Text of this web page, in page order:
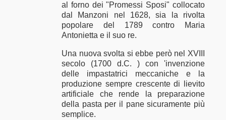
al forno dei "Promessi Sposi" collocato
dal Manzoni nel 1628, sia la rivolta
popolare del 1789 contro Maria
Antonietta e il suo re.
Una nuova svolta si ebbe però nel XVIII
secolo (1700 d.C. ) con 'invenzione
delle impastatrici meccaniche e la
produzione sempre crescente di lievito
artificiale che rende la preparazione
della pasta per il pane sicuramente più
semplice.